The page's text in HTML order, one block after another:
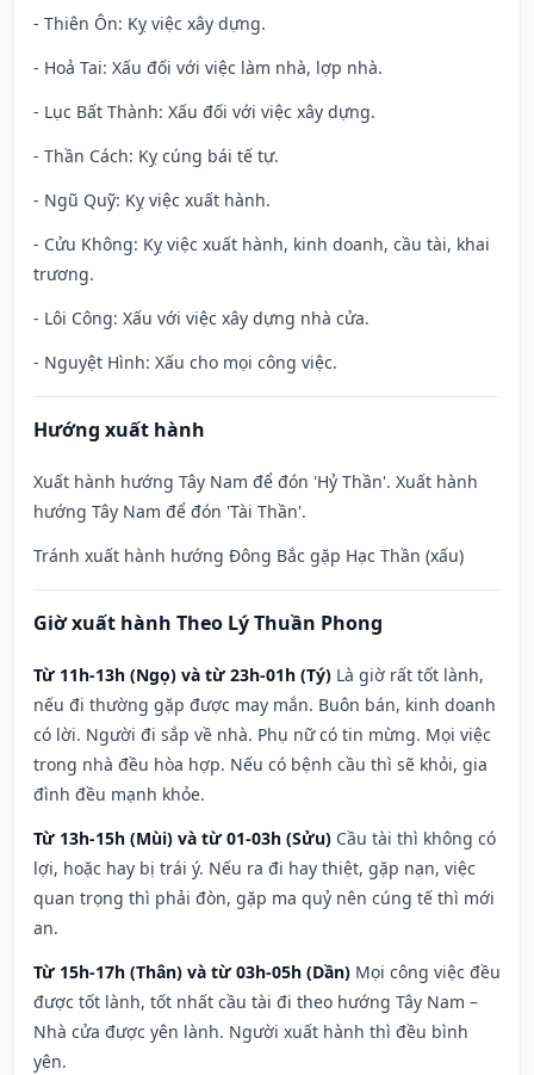
- Thiên Ôn: Kỵ việc xây dựng.
- Hoả Tai: Xấu đối với việc làm nhà, lợp nhà.
- Lục Bất Thành: Xấu đối với việc xây dựng.
- Thần Cách: Kỵ cúng bái tế tự.
- Ngũ Quỹ: Kỵ việc xuất hành.
- Cửu Không: Kỵ việc xuất hành, kinh doanh, cầu tài, khai
trương.
- Lôi Công: Xấu với việc xây dựng nhà cửa.
- Nguyệt Hình: Xấu cho mọi công việc.
Hướng xuất hành
Xuất hành hướng Tây Nam để đón 'Hỷ Thần'. Xuất hành
hướng Tây Nam để đón 'Tài Thần'.
Tránh xuất hành hướng Đông Bắc gặp Hạc Thần (xấu)
Giờ xuất hành Theo Lý Thuần Phong
Từ 11h-13h (Ngọ) và từ 23h-01h (Tý) Là giờ rất tốt lành,
nếu đi thường gặp được may mắn. Buôn bán, kinh doanh
có lời. Người đi sắp về nhà. Phụ nữ có tin mừng. Mọi việc
trong nhà đều hòa hợp. Nếu có bệnh cầu thì sẽ khỏi, gia
đình đều mạnh khỏe.
Từ 13h-15h (Mùi) và từ 01-03h (Sửu) Cầu tài thì không có
lợi, hoặc hay bị trái ý. Nếu ra đi hay thiệt, gặp nạn, việc
quan trọng thì phải đòn, gặp ma quỷ nên cúng tế thì mới
an.
Từ 15h-17h (Thân) và từ 03h-05h (Dần) Mọi công việc đều
được tốt lành, tốt nhất cầu tài đi theo hướng Tây Nam –
Nhà cửa được yên lành. Người xuất hành thì đều bình
yên.